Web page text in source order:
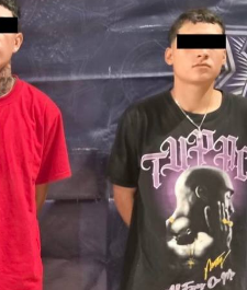
a disposición de la
encargada de dar
y determinar su
Policía de León ha
distintas sustancias,
su posesión,